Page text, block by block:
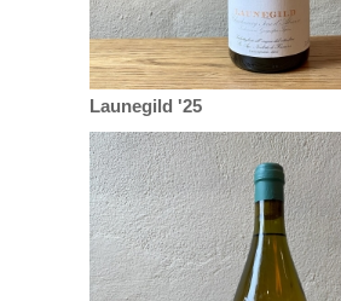
Launegild '25